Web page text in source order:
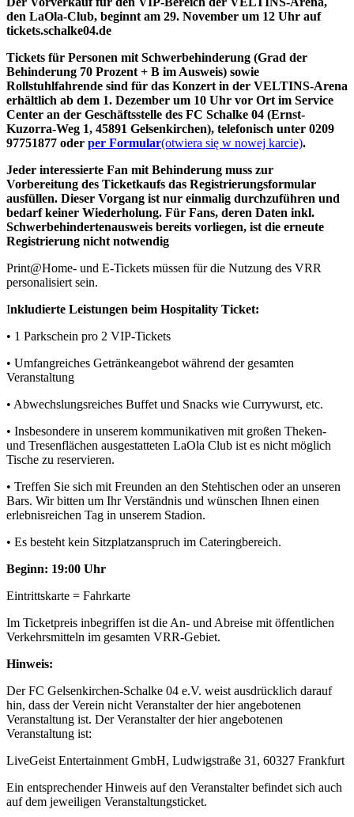
den LaOla-Club, beginnt am 29. November um 12 Uhr auf
tickets.schalke04.de
Tickets für Personen mit Schwerbehinderung (Grad der
Behinderung 70 Prozent + B im Ausweis) sowie
Rollstuhlfahrende sind für das Konzert in der VELTINS-Arena
erhältlich ab dem 1. Dezember um 10 Uhr vor Ort im Service
Center an der Geschäftsstelle des FC Schalke 04 (Ernst-
Kuzorra-Weg 1, 45891 Gelsenkirchen), telefonisch unter 0209
97751877 oder per Formular(otwiera się w nowej karcie).
Jeder interessierte Fan mit Behinderung muss zur
Vorbereitung des Ticketkaufs das Registrierungsformular
ausfüllen. Dieser Vorgang ist nur einmalig durchzuführen und
bedarf keiner Wiederholung. Für Fans, deren Daten inkl.
Schwerbehindertenausweis bereits vorliegen, ist die erneute
Registrierung nicht notwendig
Print@Home- und E-Tickets müssen für die Nutzung des VRR
personalisiert sein.
Inkludierte Leistungen beim Hospitality Ticket:
• 1 Parkschein pro 2 VIP-Tickets
• Umfangreiches Getränkeangebot während der gesamten
Veranstaltung
• Abwechslungsreiches Buffet und Snacks wie Currywurst, etc.
• Insbesondere in unserem kommunikativen mit großen Theken-
und Tresenflächen ausgestatteten LaOla Club ist es nicht möglich
Tische zu reservieren.
• Treffen Sie sich mit Freunden an den Stehtischen oder an unseren
Bars. Wir bitten um Ihr Verständnis und wünschen Ihnen einen
erlebnisreichen Tag in unserem Stadion.
• Es besteht kein Sitzplatzanspruch im Cateringbereich.
Beginn: 19:00 Uhr
Eintrittskarte = Fahrkarte
Im Ticketpreis inbegriffen ist die An- und Abreise mit öffentlichen
Verkehrsmitteln im gesamten VRR-Gebiet.
Hinweis:
Der FC Gelsenkirchen-Schalke 04 e.V. weist ausdrücklich darauf
hin, dass der Verein nicht Veranstalter der hier angebotenen
Veranstaltung ist. Der Veranstalter der hier angebotenen
Veranstaltung ist:
LiveGeist Entertainment GmbH, Ludwigstraße 31, 60327 Frankfurt
Ein entsprechender Hinweis auf den Veranstalter befindet sich auch
auf dem jeweiligen Veranstaltungsticket.